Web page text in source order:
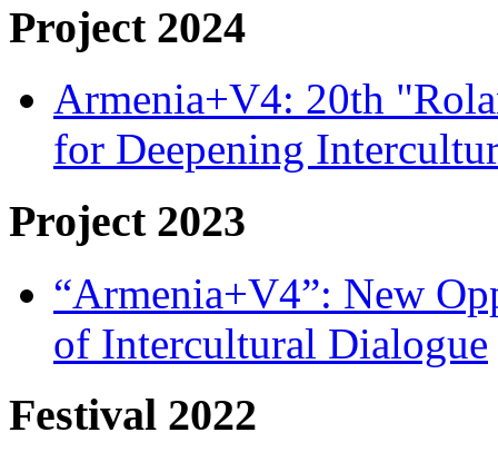
Project 2024
Armenia+V4: 20th
for Deepening
Project 2023
“Armenia+V4”: New
of Intercultural Dialogue
Festival 2022